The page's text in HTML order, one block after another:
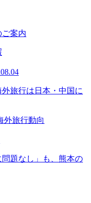
ご案内
旅行は日本・中国に
外旅行動向
題なし」も、熊本の